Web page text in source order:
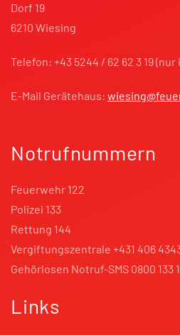
Dorf 19
6210 Wiesing
Telefon: +43 5244 / 62 62 3 19
E-Mail Gerätehaus:
Notrufnummern
Feuerwehr 122
Polizei 133
Rettung 144
Vergiftungszentrale +431 406
Gehörlosen Notruf-SMS 0800 133
Links